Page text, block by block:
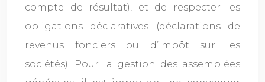
compte de résultat), et de respecter les
obligations déclaratives (déclarations de
revenus fonciers ou d’impôt sur les
sociétés). Pour la gestion des assemblées